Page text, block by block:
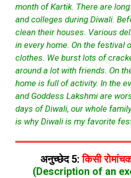
month of Kartik. There are
and colleges during Diwali.
clean their houses. Various
in every home. On the festival
clothes. We burst lots of
around a lot with friends. On
home is full of activity. In the
and Goddess Lakshmi are
days of Diwali, our whole
is why Diwali is my favorite
अनुच्छेद 5:किसी
(Description of an